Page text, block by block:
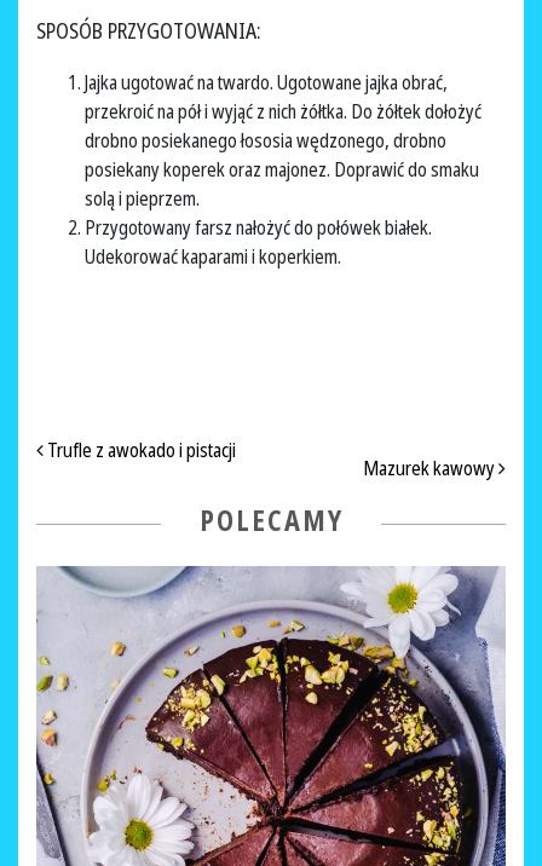
SPOSÓB PRZYGOTOWANIA:
Jajka ugotować na twardo. Ugotowane jajka obrać,
przekroić na pół i wyjąć z nich żółtka. Do żółtek dołożyć
drobno posiekanego łososia wędzonego, drobno
posiekany koperek oraz majonez. Doprawić do smaku
solą i pieprzem.
Przygotowany farsz nałożyć do połówek białek.
Udekorować kaparami i koperkiem.
NAWIGACJA PO ARTYKUŁACH
Trufle z awokado i pistacji
Mazurek kawowy
POLECAMY